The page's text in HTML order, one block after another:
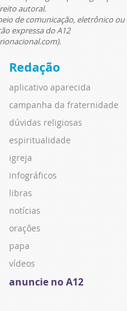
autoral.
de comunicação, eletrônico ou
expressa do A12
Redação
aplicativo aparecida
campanha da fraternidade
dúvidas religiosas
espiritualidade
igreja
infográficos
libras
notícias
orações
papa
vídeos
anuncie no A12